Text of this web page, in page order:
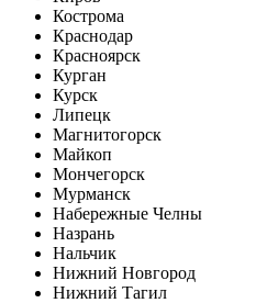
Кострома
Краснодар
Красноярск
Курган
Курск
Липецк
Магнитогорск
Майкоп
Мончегорск
Мурманск
Набережные Челны
Назрань
Нальчик
Нижний Новгород
Нижний Тагил